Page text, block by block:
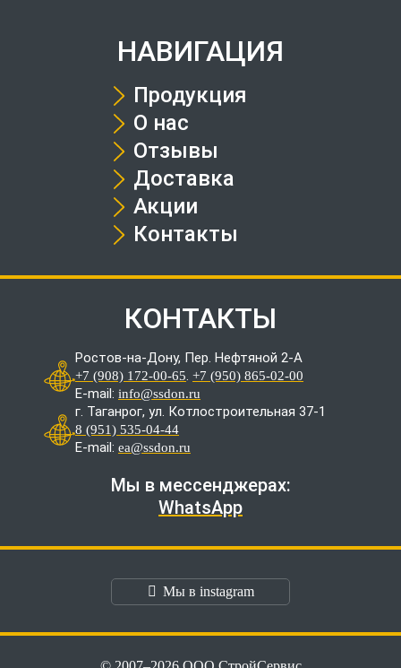
НАВИГАЦИЯ
Продукция
О нас
Отзывы
Доставка
Акции
Контакты
КОНТАКТЫ
Ростов-на-Дону, Пер. Нефтяной 2-А
+7 (908) 172-00-65. +7 (950) 865-02-00
E-mail: info@ssdon.ru
г. Таганрог, ул. Котлостроительная 37-1
8 (951) 535-04-44
E-mail: ea@ssdon.ru
Мы в мессенджерах:
WhatsApp
Мы в instagram